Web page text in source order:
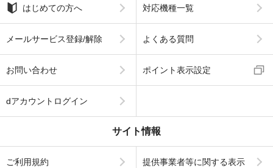
はじめての方へ 対応機種一覧
メールサービス登録/解除 よくある質問
お問い合わせ ポイント表示設定
dアカウントログイン
サイト情報
ご利用規約 提供事業者等に関する表示